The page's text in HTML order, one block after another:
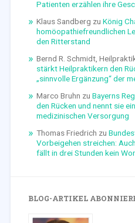
Patienten erzählen ihre
Klaus Sandberg zu König
homöopathiefreundlichen
den Ritterstand
Bernd R. Schmidt,
stärkt Heilpraktikern den
„sinnvolle Ergänzung“ der
Marco Bruhn zu Bayerns
den Rücken und nennt sie
medizinischen Versorgung
Thomas Friedrich zu
Vorbeigehen streichen:
fällt in drei Stunden kein
BLOG-ARTIKEL